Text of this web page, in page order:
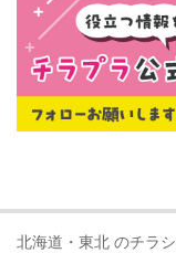
北海道・東北 のチラシ